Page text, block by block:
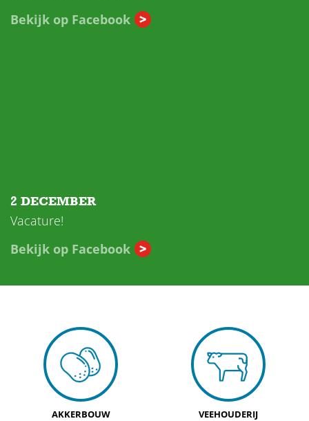
Bekijk op Facebook
2 DECEMBER
Vacature!
Bekijk op Facebook
AKKERBOUW VEEHOUDERIJ